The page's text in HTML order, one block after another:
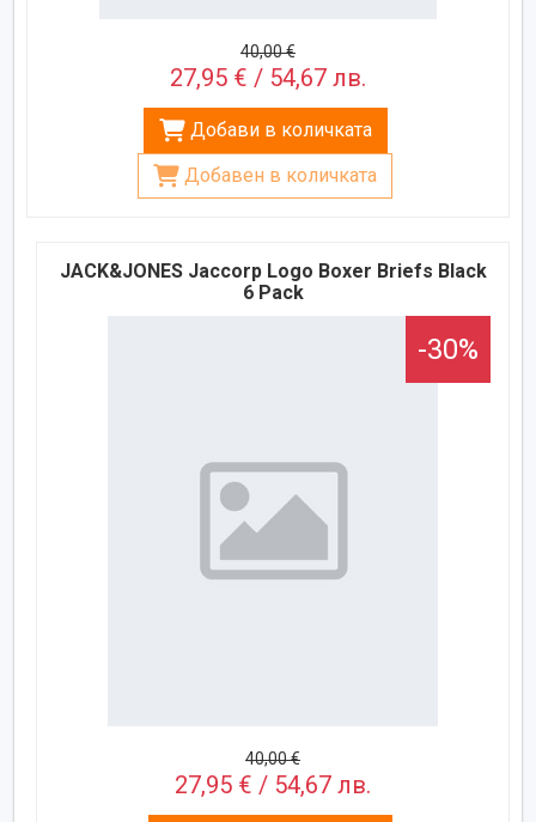
40,00 €
27,95 € / 54,67 лв.
Добави в количката
Добавен в количката
JACK&JONES Jaccorp Logo Boxer Briefs Black
6 Pack
-30%
40,00 €
27,95 € / 54,67 лв.